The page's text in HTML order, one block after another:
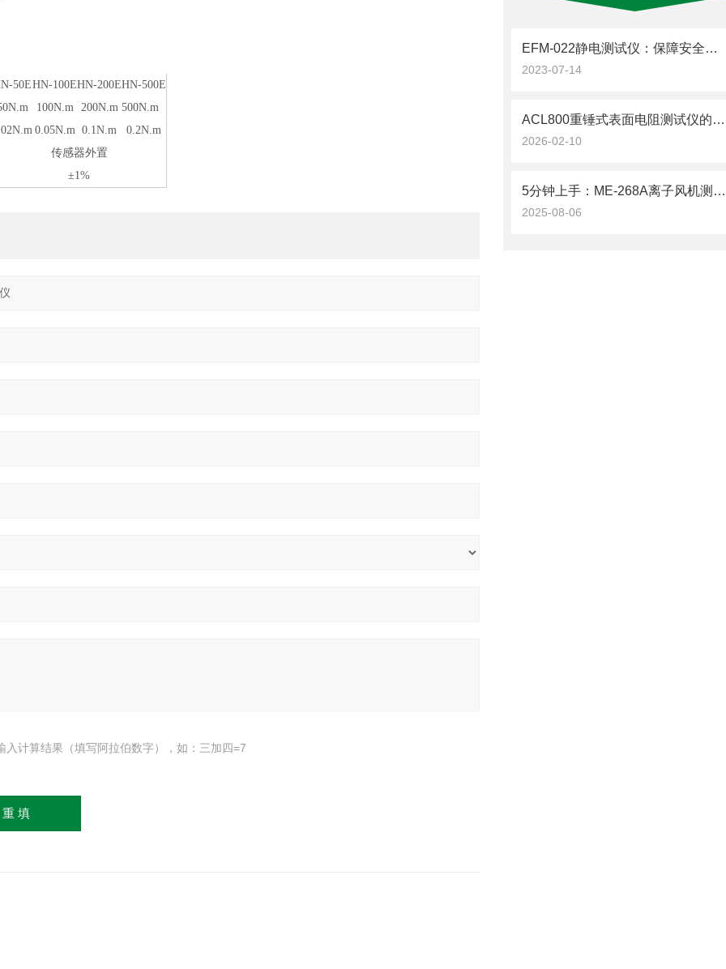
EFM-022静电测试仪：保障安全，防止火花惊喜！
2023-07-14
ACL800重锤式表面电阻测试仪的特殊环境测试适配性
2026-02-10
5分钟上手：ME-268A离子风机测试仪快速操作指南
2025-08-06
50EHN-100EHN-200EHN-500E
100N.m 200N.m 500N.m
0.05N.m 0.1N.m
0.2N.m
传感器外置
±1%
入计算结果（填写阿拉伯数字），如：三加四=7